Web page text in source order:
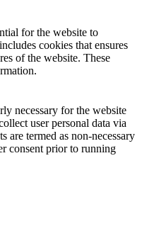
for the website to
cookies that ensures
of the website. These
necessary for the website
user personal data via
are termed as non-necessary
consent prior to running